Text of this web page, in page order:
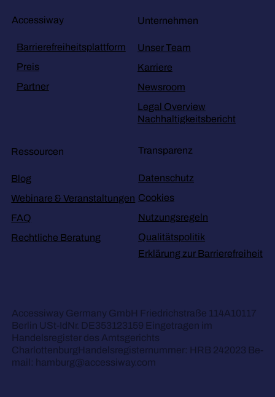
Accessiway
Barrierefreiheitsplattform
Preis
Partner
Unternehmen
Unser Team
Karriere
Newsroom
Legal Overview
Nachhaltigkeitsbericht
Ressourcen
Blog
Webinare & Veranstaltungen
FAQ
Rechtliche Beratung
Transparenz
Datenschutz
Cookies
Nutzungsregeln
Qualitätspolitik
Erklärung zur Barrierefreiheit
Accessiway Germany GmbH Friedrichstraße 114A10117
Berlin USt-IdNr. DE353123159 Eingetragen im
Handelsregister des Amtsgerichts
CharlottenburgHandelsregisternummer: HRB 242023 Be-
mail: hamburg@accessiway.com